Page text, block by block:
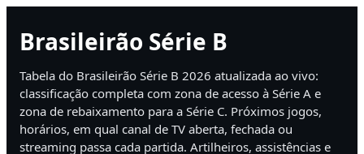
Brasileirão Série B
Tabela do Brasileirão Série B 2026 atualizada ao vivo:
classificação completa com zona de acesso à Série A e
zona de rebaixamento para a Série C. Próximos jogos,
horários, em qual canal de TV aberta, fechada ou
streaming passa cada partida. Artilheiros, assistências e